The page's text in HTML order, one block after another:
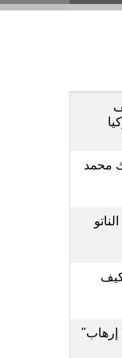
محمد
كيف
إرهاب"